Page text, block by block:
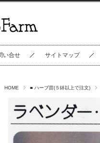
い合せ サイトマップ
HOME ■ ハーブ苗(５鉢以上で注文)